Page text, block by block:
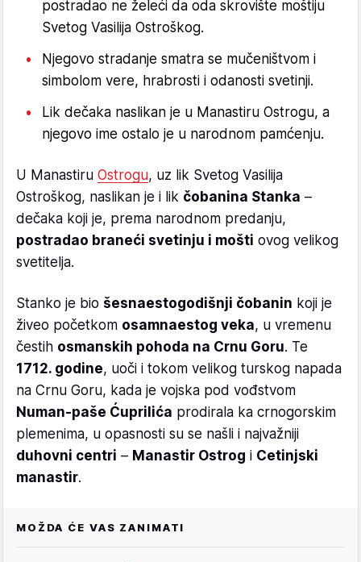
postradao ne želeći da oda skrovište moštiju
Svetog Vasilija Ostroškog.
Njegovo stradanje smatra se mučeništvom i
simbolom vere, hrabrosti i odanosti svetinji.
Lik dečaka naslikan je u Manastiru Ostrogu, a
njegovo ime ostalo je u narodnom pamćenju.
U Manastiru Ostrogu, uz lik Svetog Vasilija
Ostroškog, naslikan je i lik čobanina Stanka –
dečaka koji je, prema narodnom predanju,
postradao braneći svetinju i mošti ovog velikog
svetitelja.
Stanko je bio šesnaestogodišnji čobanin koji je
živeo početkom osamnaestog veka, u vremenu
čestih osmanskih pohoda na Crnu Goru. Te
1712. godine, uoči i tokom velikog turskog napada
na Crnu Goru, kada je vojska pod vođstvom
Numan-paše Ćuprilića prodirala ka crnogorskim
plemenima, u opasnosti su se našli i najvažniji
duhovni centri – Manastir Ostrog i Cetinjski
manastir.
MOŽDA ĆE VAS ZANIMATI